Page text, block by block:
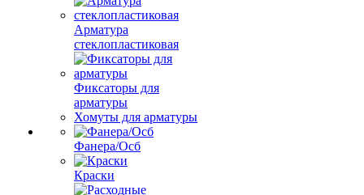
Арматура
стеклопластиковая
Фиксаторы для
арматуры
Хомуты для арматуры
Фанера/Осб
Краски